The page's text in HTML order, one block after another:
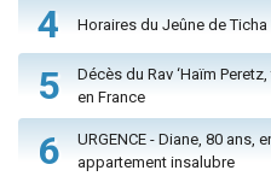
4 Horaires du Jeûne de Ticha
5
Décès du Rav ‘Haïm
en France
6
URGENCE - Diane, 80 ans,
appartement insalubre